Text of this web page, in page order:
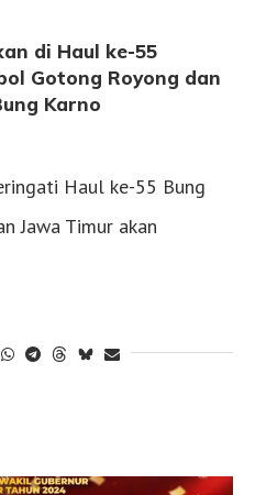
di Haul ke-55
Gotong Royong dan
Karno
Haul ke-55 Bung
Jawa Timur akan